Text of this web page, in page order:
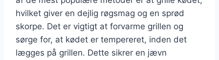
hvilket giver en dejlig røgsmag og en sprød
skorpe. Det er vigtigt at forvarme grillen og
sørge for, at kødet er tempereret, inden det
lægges på grillen. Dette sikrer en jævn